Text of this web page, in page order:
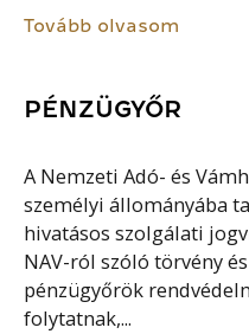
Tovább olvasom
PÉNZÜGYŐR
A Nemzeti Adó- és
személyi állományába
hivatásos szolgálati
NAV-ról szóló törvény
pénzügyőrök
folytatnak,...